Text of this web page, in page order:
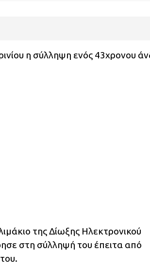
η σύλληψη ενός 43χρονου
της Δίωξης Ηλεκτρονικού
στη σύλληψή του έπειτα από